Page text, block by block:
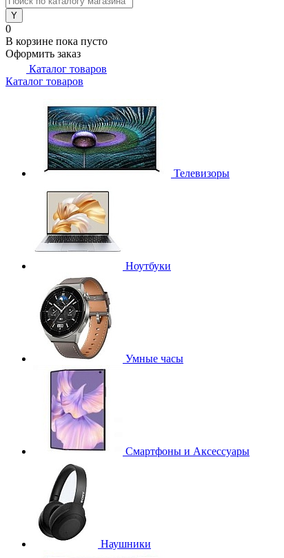
0
В корзине пока пусто
Оформить заказ
Каталог товаров
Каталог товаров
Телевизоры
Ноутбуки
Умные часы
Смартфоны и Аксессуары
Наушники